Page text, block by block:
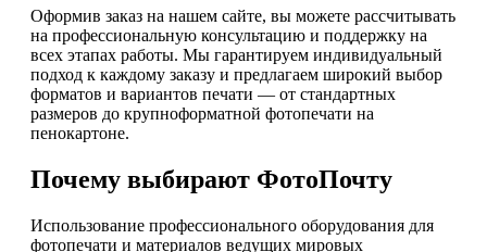
Оформив заказ на нашем сайте, вы можете рассчитывать
на профессиональную консультацию и поддержку на
всех этапах работы. Мы гарантируем индивидуальный
подход к каждому заказу и предлагаем широкий выбор
форматов и вариантов печати — от стандартных
размеров до крупноформатной фотопечати на
пенокартоне.
Почему выбирают ФотоПочту
Использование профессионального оборудования для
фотопечати и материалов ведущих мировых